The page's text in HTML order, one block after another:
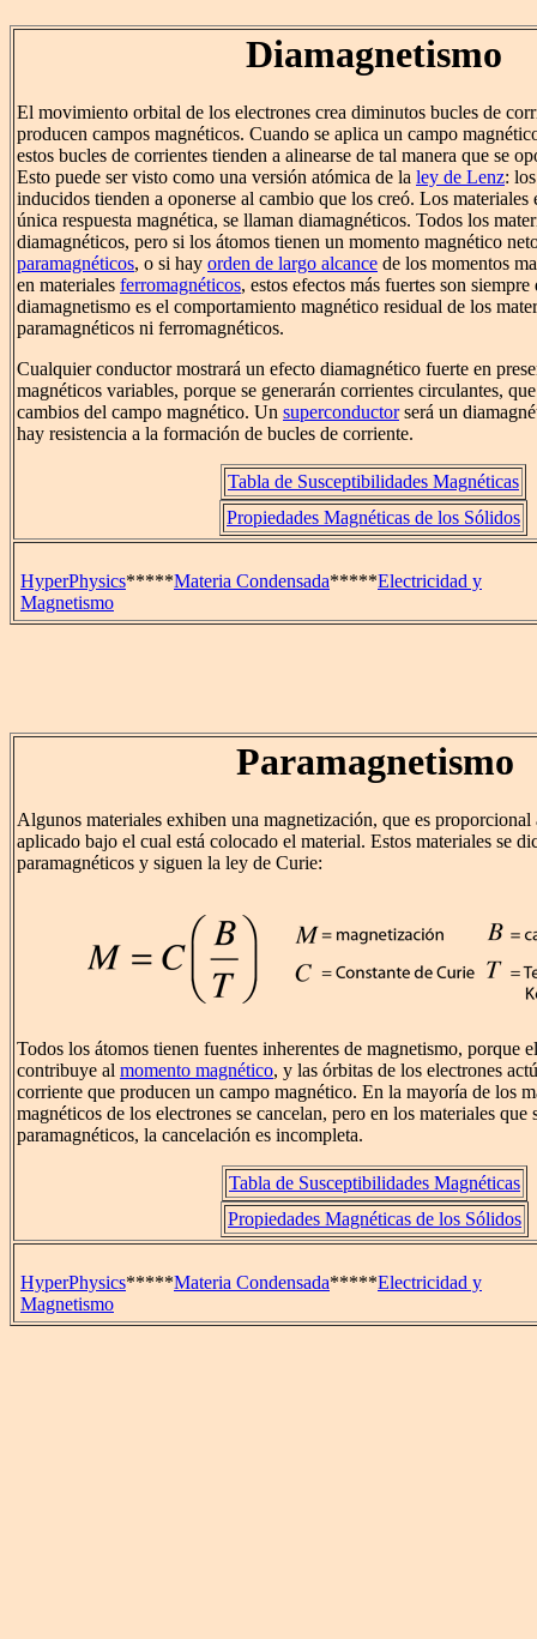
Diamagnetismo
El movimiento orbital de los electrones crea diminutos bucles de
producen campos magnéticos. Cuando se aplica un campo
estos bucles de corrientes tienden a alinearse de tal manera que se
Esto puede ser visto como una versión atómica de la ley de Lenz:
inducidos tienden a oponerse al cambio que los creó. Los materiales
única respuesta magnética, se llaman diamagnéticos. Todos los
diamagnéticos, pero si los átomos tienen un momento magnético
paramagnéticos, o si hay orden de largo alcance de los momentos
en materiales ferromagnéticos, estos efectos más fuertes son
diamagnetismo es el comportamiento magnético residual de los
paramagnéticos ni ferromagnéticos.
Cualquier conductor mostrará un efecto diamagnético fuerte en
magnéticos variables, porque se generarán corrientes circulantes,
cambios del campo magnético. Un superconductorserá un
hay resistencia a la formación de bucles de corriente.
Tabla de Susceptibilidades Magnéticas
Propiedades Magnéticas de los Sólidos
HyperPhysics*****Materia Condensada*****Electricidad y
Magnetismo
Paramagnetismo
Algunos materiales exhiben una magnetización, que es
aplicado bajo el cual está colocado el material. Estos materiales se
paramagnéticos y siguen la ley de Curie:
Todos los átomos tienen fuentes inherentes de magnetismo, porque
contribuye al momento magnético, y las órbitas de los electrones
corriente que producen un campo magnético. En la mayoría de los
magnéticos de los electrones se cancelan, pero en los materiales que
paramagnéticos, la cancelación es incompleta.
Tabla de Susceptibilidades Magnéticas
Propiedades Magnéticas de los Sólidos
HyperPhysics*****Materia Condensada*****Electricidad y
Magnetismo